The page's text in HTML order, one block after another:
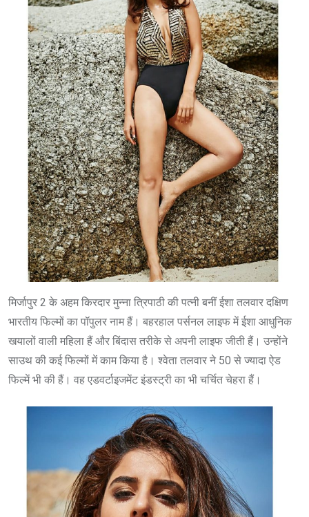
मिर्जापुर 2 के अहम किरदार मुन्ना त्रिपाठी की पत्नी बनीं ईशा तलवार दक्षिण
भारतीय फिल्मों का पॉपुलर नाम हैं। बहरहाल पर्सनल लाइफ में ईशा आधुनिक
खयालों वाली महिला हैं और बिंदास तरीके से अपनी लाइफ जीती हैं। उन्होंने
साउथ की कई फिल्मों में काम किया है। श्वेता तलवार ने 50 से ज्यादा ऐड
फिल्में भी की हैं। वह एडवर्टाइजमेंट इंडस्ट्री का भी चर्चित चेहरा हैं।